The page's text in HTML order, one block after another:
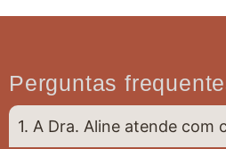
Perguntas
1. A Dra. Aline atende com